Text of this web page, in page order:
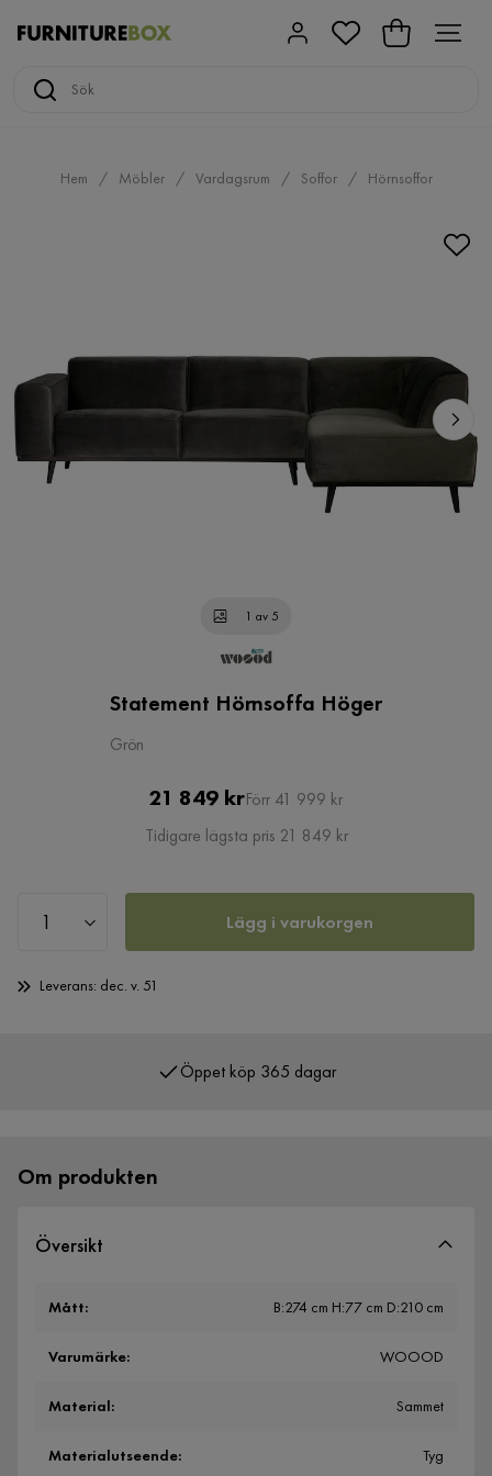
Hem Möbler Vardagsrum Soffor Hörnsoffor
1 av 5
Statement Hörnsoffa Höger
Grön
Pris
21 849 krOriginal
Pris
Förr 41 999 kr
Tidigare lägsta pris 21 849 kr
Lägg i varukorgen
Leverans: dec. v. 51
Över 400 000 nöjda kunder
Om produkten
Översikt
Mått: B:274 cm H:77 cm D:210 cm
Varumärke: WOOOD
Material: Sammet
Materialutseende: Tyg